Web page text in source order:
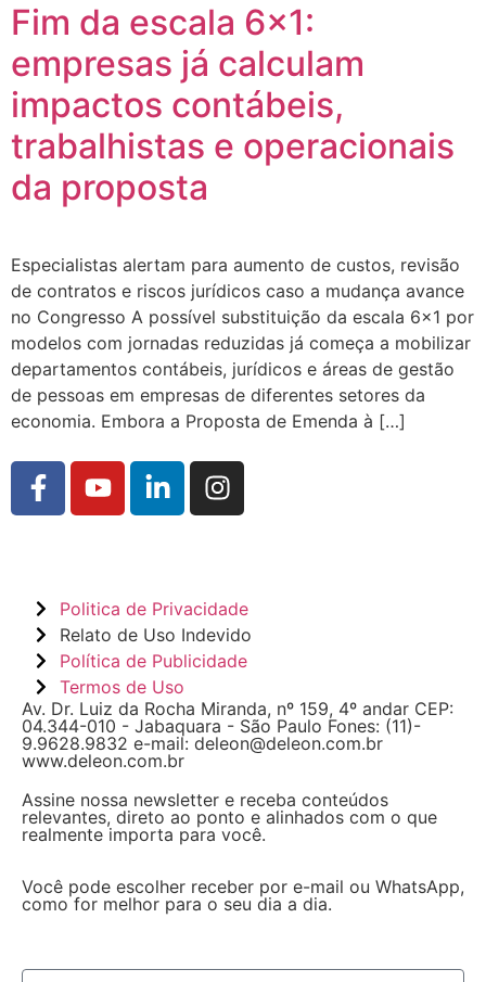
Fim da escala 6×1:
empresas já calculam
impactos contábeis,
trabalhistas e operacionais
da proposta
Especialistas alertam para aumento de custos, revisão
de contratos e riscos jurídicos caso a mudança avance
no Congresso A possível substituição da escala 6×1 por
modelos com jornadas reduzidas já começa a mobilizar
departamentos contábeis, jurídicos e áreas de gestão
de pessoas em empresas de diferentes setores da
economia. Embora a Proposta de Emenda à […]
Politica de Privacidade
Relato de Uso Indevido
Política de Publicidade
Termos de Uso
Av. Dr. Luiz da Rocha Miranda, nº 159, 4º andar CEP:
04.344-010 - Jabaquara - São Paulo Fones: (11)-
9.9628.9832 e-mail: deleon@deleon.com.br
www.deleon.com.br
Assine nossa newsletter e receba conteúdos
relevantes, direto ao ponto e alinhados com o que
realmente importa para você.
Você pode escolher receber por e-mail ou WhatsApp,
como for melhor para o seu dia a dia.